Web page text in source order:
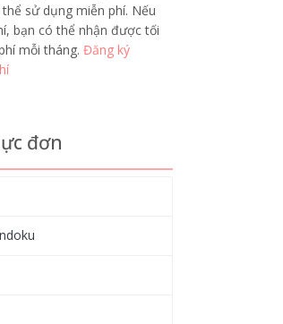
sử dụng miễn phí. Nếu
bạn có thể nhận được tối
mỗi tháng. Đăng ký
đơn